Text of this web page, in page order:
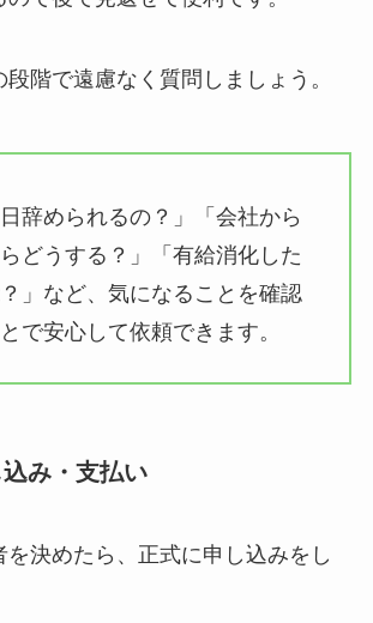
階で遠慮なく質問しましょう。
日辞められるの？」「会社から
どうする？」「有給消化した
」など、気になることを確認
で安心して依頼できます。
み・支払い
決めたら、正式に申し込みをし